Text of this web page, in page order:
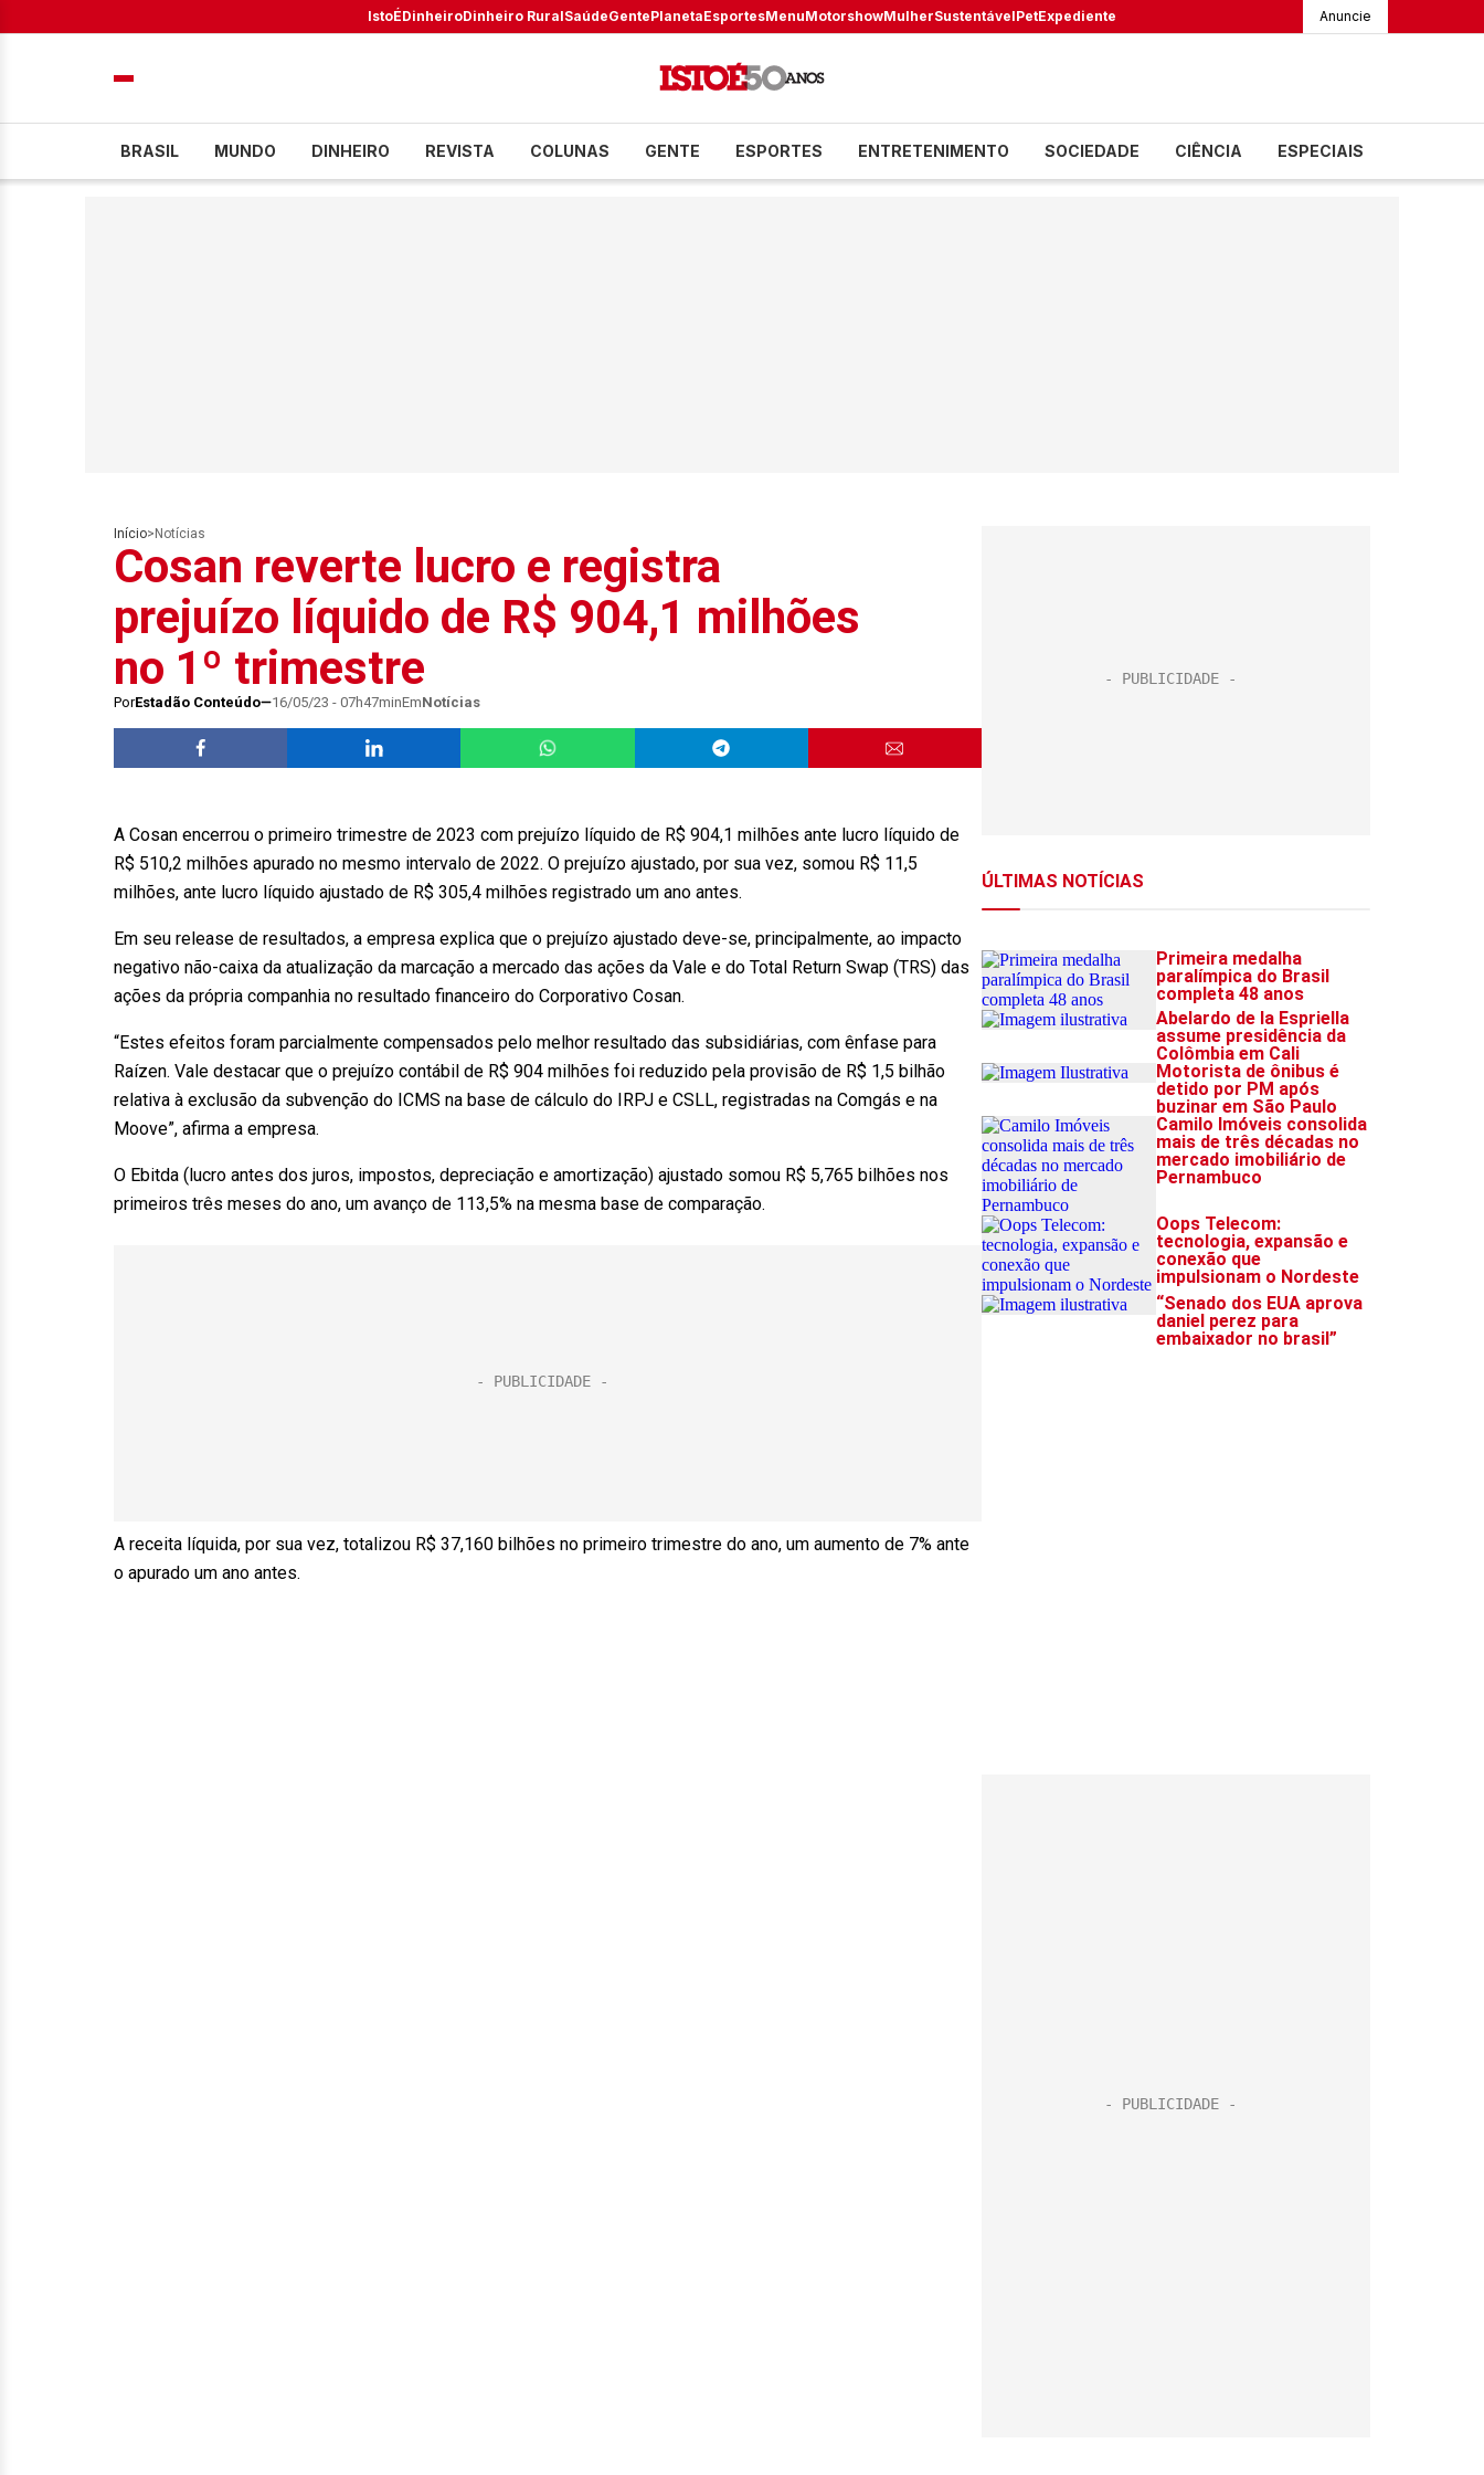
IstoÉDinheiroDinheiro RuralSaúdeGentePlanetaEsportesMenuMotorshowMulherSustentávelPetExpediente Anuncie
BRASIL MUNDO DINHEIRO REVISTA COLUNAS GENTE ESPORTES ENTRETENIMENTO SOCIEDADE CIÊNCIA ESPECIAIS
Início> Notícias
Cosan reverte lucro e registra
prejuízo líquido de R$ 904,1 milhões
no 1º trimestre
PorEstadão Conteúdo 16/05/23 - 07h47minEmNotícias
A Cosan encerrou o primeiro trimestre de 2023 com prejuízo líquido de R$ 904,1 milhões ante lucro líquido de
R$ 510,2 milhões apurado no mesmo intervalo de 2022. O prejuízo ajustado, por sua vez, somou R$ 11,5
milhões, ante lucro líquido ajustado de R$ 305,4 milhões registrado um ano antes.
Em seu release de resultados, a empresa explica que o prejuízo ajustado deve-se, principalmente, ao impacto
negativo não-caixa da atualização da marcação a mercado das ações da Vale e do Total Return Swap (TRS) das
ações da própria companhia no resultado financeiro do Corporativo Cosan.
“Estes efeitos foram parcialmente compensados pelo melhor resultado das subsidiárias, com ênfase para
Raízen. Vale destacar que o prejuízo contábil de R$ 904 milhões foi reduzido pela provisão de R$ 1,5 bilhão
relativa à exclusão da subvenção do ICMS na base de cálculo do IRPJ e CSLL, registradas na Comgás e na
Moove”, afirma a empresa.
O Ebitda (lucro antes dos juros, impostos, depreciação e amortização) ajustado somou R$ 5,765 bilhões nos
primeiros três meses do ano, um avanço de 113,5% na mesma base de comparação.
A receita líquida, por sua vez, totalizou R$ 37,160 bilhões no primeiro trimestre do ano, um aumento de 7% ante
o apurado um ano antes.